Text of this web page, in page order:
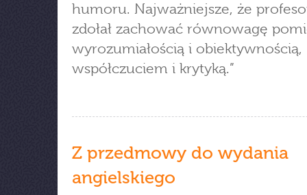
humoru. Najważniejsze, że
zdołał zachować równowagę
wyrozumiałością i obiektywnością,
współczuciem i krytyką.”
Z przedmowy do wydania
angielskiego